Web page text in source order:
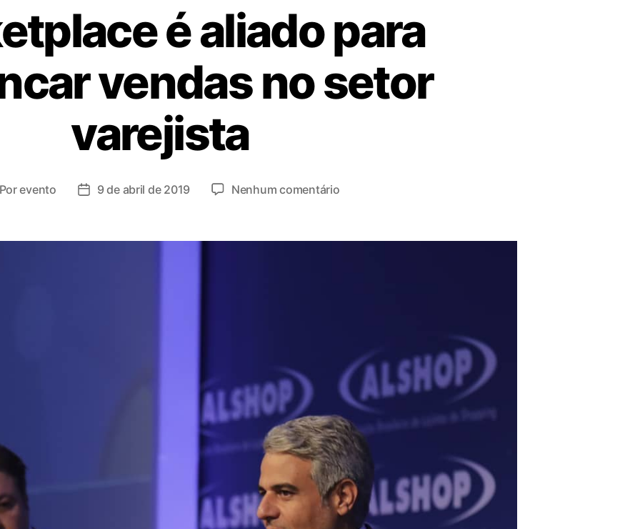
é aliado para
vendas no setor
varejista
evento 9 de abril de 2019 Nenhum comentário